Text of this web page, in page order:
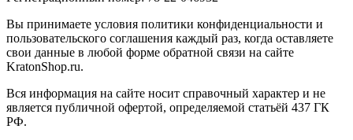
Вы принимаете условия политики конфиденциальности и
пользовательского соглашения каждый раз, когда оставляете
свои данные в любой форме обратной связи на сайте
KratonShop.ru.
Вся информация на сайте носит справочный характер и не
является публичной офертой, определяемой статьёй 437 ГК
РФ.